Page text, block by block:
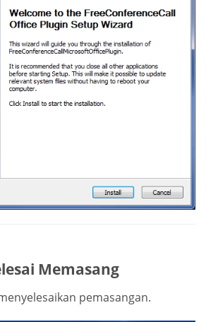
Memasang
pemasangan.